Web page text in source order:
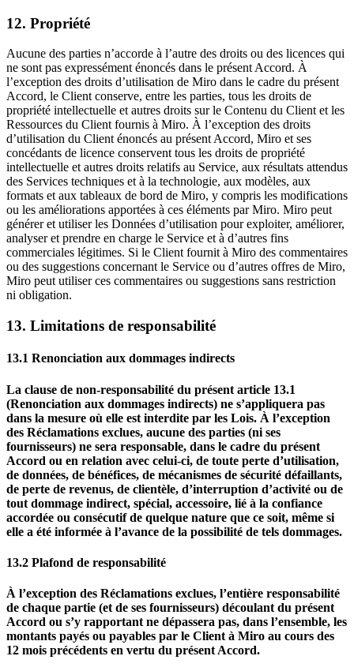
12. Propriété
Aucune des parties n’accorde à l’autre des droits ou des licences qui
ne sont pas expressément énoncés dans le présent Accord. À
l’exception des droits d’utilisation de Miro dans le cadre du présent
Accord, le Client conserve, entre les parties, tous les droits de
propriété intellectuelle et autres droits sur le Contenu du Client et les
Ressources du Client fournis à Miro. À l’exception des droits
d’utilisation du Client énoncés au présent Accord, Miro et ses
concédants de licence conservent tous les droits de propriété
intellectuelle et autres droits relatifs au Service, aux résultats attendus
des Services techniques et à la technologie, aux modèles, aux
formats et aux tableaux de bord de Miro, y compris les modifications
ou les améliorations apportées à ces éléments par Miro. Miro peut
générer et utiliser les Données d’utilisation pour exploiter, améliorer,
analyser et prendre en charge le Service et à d’autres fins
commerciales légitimes. Si le Client fournit à Miro des commentaires
ou des suggestions concernant le Service ou d’autres offres de Miro,
Miro peut utiliser ces commentaires ou suggestions sans restriction
ni obligation.
13. Limitations de responsabilité
13.1 Renonciation aux dommages indirects
La clause de non-responsabilité du présent article 13.1
(Renonciation aux dommages indirects) ne s’appliquera pas
dans la mesure où elle est interdite par les Lois. À l’exception
des Réclamations exclues, aucune des parties (ni ses
fournisseurs) ne sera responsable, dans le cadre du présent
Accord ou en relation avec celui-ci, de toute perte d’utilisation,
de données, de bénéfices, de mécanismes de sécurité défaillants,
de perte de revenus, de clientèle, d’interruption d’activité ou de
tout dommage indirect, spécial, accessoire, lié à la confiance
accordée ou consécutif de quelque nature que ce soit, même si
elle a été informée à l’avance de la possibilité de tels dommages.
13.2 Plafond de responsabilité
À l’exception des Réclamations exclues, l’entière responsabilité
de chaque partie (et de ses fournisseurs) découlant du présent
Accord ou s’y rapportant ne dépassera pas, dans l’ensemble, les
montants payés ou payables par le Client à Miro au cours des
12 mois précédents en vertu du présent Accord.